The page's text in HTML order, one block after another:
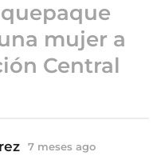
mujer a
Central
7 meses ago